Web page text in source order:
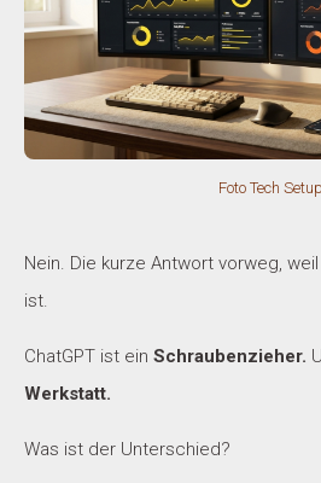
Foto Tech Setup
Nein. Die kurze Antwort vorweg,
ist.
ChatGPT ist ein Schraubenzieher.
Werkstatt.
Was ist der Unterschied?